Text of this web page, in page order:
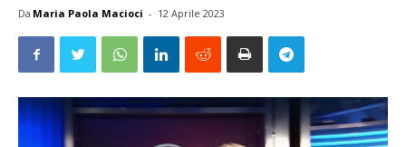
Da Maria Paola Macioci - 12 Aprile 2023